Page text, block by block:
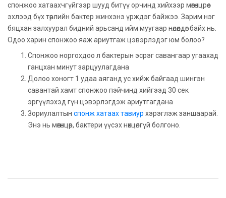
спонжоо хатаахчгүйгээр шууд битүү орчинд хийхээр мөөгөнцрөөс
эхлээд бүх төрлийн бактер жинхэнэ үрждэг байжээ. Зарим нэг
бяцхан залхуурал бидний арьсанд ийм муугаар нөлөөлдөг байх нь.
Одоо харин спонжоо яаж ариутгаж цэвэрлэдэг юм болоо?
Спонжоо норгохдоо л бактерын эсрэг савангаар угаахад
ганцхан минут зарцуулагдана
Долоо хоногт 1 удаа аяганд ус хийж байгаад шингэн
савантай хамт спонжоо пэйчинд хийгээд 30 сек
эргүүлэхэд гүн цэвэрлэгдэж ариутгагдана
Зориулалтын спонж хатаах тавиур хэрэглэж заншаарай.
Энэ нь мөөгөнцөр, бактери үүсэх нөхцөлгүй болгоно.